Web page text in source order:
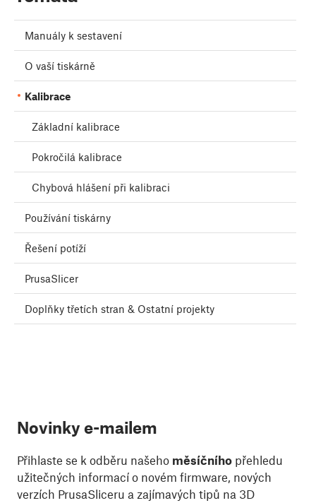
Manuály k sestavení
O vaší tiskárně
Kalibrace
Základní kalibrace
Pokročilá kalibrace
Chybová hlášení při kalibraci
Používání tiskárny
Řešení potíží
PrusaSlicer
Doplňky třetích stran & Ostatní projekty
Novinky e-mailem
Přihlaste se k odběru našeho měsíčního přehledu
užitečných informací o novém firmware, nových
verzích PrusaSliceru a zajímavých tipů na 3D